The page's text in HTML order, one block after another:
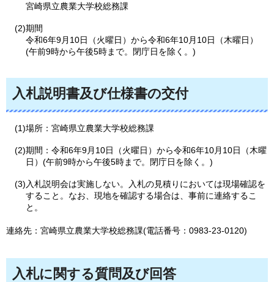
宮崎県立農業大学校総務課
(2)期間
令和6年9月10日（火曜日）から令和6年10月10日（木曜日）
(午前9時から午後5時まで。閉庁日を除く。)
入札説明書及び仕様書の交付
(1)場所：宮崎県立農業大学校総務課
(2)期間：令和6年9月10日（火曜日）から令和6年10月10日（木曜
日）(午前9時から午後5時まで。閉庁日を除く。)
(3)入札説明会は実施しない。入札の見積りにおいては現場確認を
すること。なお、現地を確認する場合は、事前に連絡するこ
と。
連絡先：宮崎県立農業大学校総務課(電話番号：0983-23-0120)
入札に関する質問及び回答